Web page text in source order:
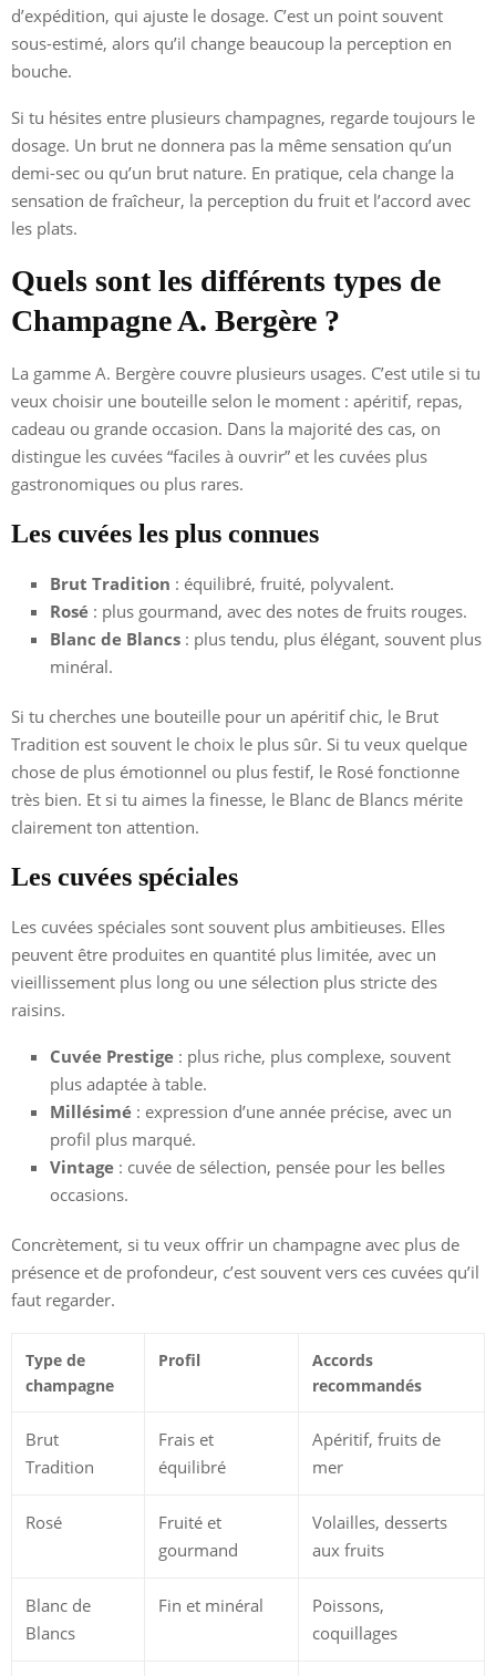
d’expédition, qui ajuste le dosage. C’est un point souvent
sous-estimé, alors qu’il change beaucoup la perception en
bouche.
Si tu hésites entre plusieurs champagnes, regarde toujours le
dosage. Un brut ne donnera pas la même sensation qu’un
demi-sec ou qu’un brut nature. En pratique, cela change la
sensation de fraîcheur, la perception du fruit et l’accord avec
les plats.
Quels sont les différents types de
Champagne A. Bergère ?
La gamme A. Bergère couvre plusieurs usages. C’est utile si tu
veux choisir une bouteille selon le moment : apéritif, repas,
cadeau ou grande occasion. Dans la majorité des cas, on
distingue les cuvées “faciles à ouvrir” et les cuvées plus
gastronomiques ou plus rares.
Les cuvées les plus connues
Brut Tradition : équilibré, fruité, polyvalent.
Rosé : plus gourmand, avec des notes de fruits rouges.
Blanc de Blancs : plus tendu, plus élégant, souvent plus
minéral.
Si tu cherches une bouteille pour un apéritif chic, le Brut
Tradition est souvent le choix le plus sûr. Si tu veux quelque
chose de plus émotionnel ou plus festif, le Rosé fonctionne
très bien. Et si tu aimes la finesse, le Blanc de Blancs mérite
clairement ton attention.
Les cuvées spéciales
Les cuvées spéciales sont souvent plus ambitieuses. Elles
peuvent être produites en quantité plus limitée, avec un
vieillissement plus long ou une sélection plus stricte des
raisins.
Cuvée Prestige : plus riche, plus complexe, souvent
plus adaptée à table.
Millésimé : expression d’une année précise, avec un
profil plus marqué.
Vintage : cuvée de sélection, pensée pour les belles
occasions.
Concrètement, si tu veux offrir un champagne avec plus de
présence et de profondeur, c’est souvent vers ces cuvées qu’il
faut regarder.
Type de
champagne
Profil
Accords
recommandés
Brut
Tradition
Frais et
équilibré
Apéritif, fruits de
mer
Rosé
Fruité et
gourmand
Volailles, desserts
aux fruits
Blanc de
Blancs
Fin et minéral
Poissons,
coquillages